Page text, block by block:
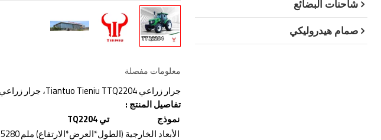
معلومات مفصلة
جرار زراعي Tiantuo Tieniu TTQ2204، جرار زراعي متوسط القوة بأربع عجلات.
تفاصيل المنتج :
نموذج
تيTQ2204
الأبعاد الخارجية (الطول*العرض*الارتفاع) ملم5280
شاحنات البضائع
صمام هيدروليكي